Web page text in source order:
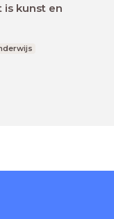
is kunst en